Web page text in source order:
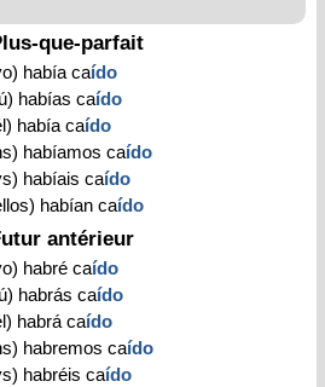
que-parfait
había caído
habías caído
había caído
habíamos caído
habíais caído
habían caído
antérieur
habré caído
habrás caído
habrá caído
habremos caído
habréis caído